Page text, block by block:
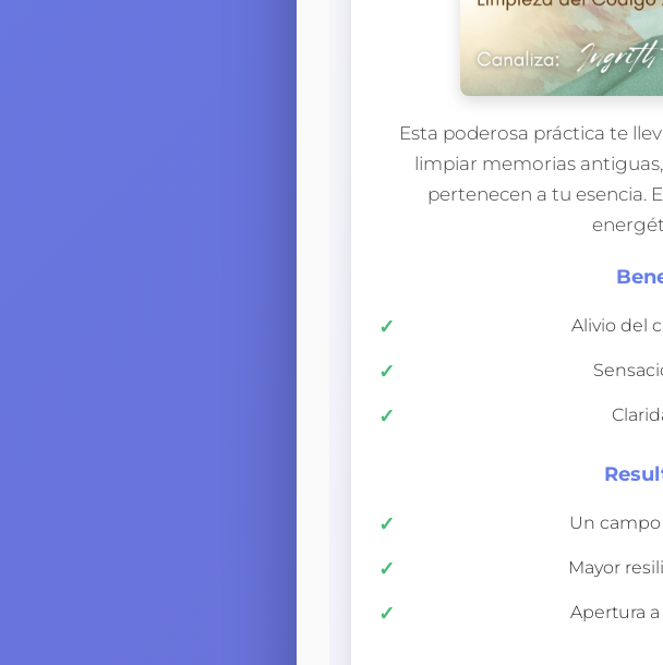
Esta poderosa práctica te
limpiar memorias
pertenecen a tu esencia.
Alivio del
Un
Mayor
Apertura